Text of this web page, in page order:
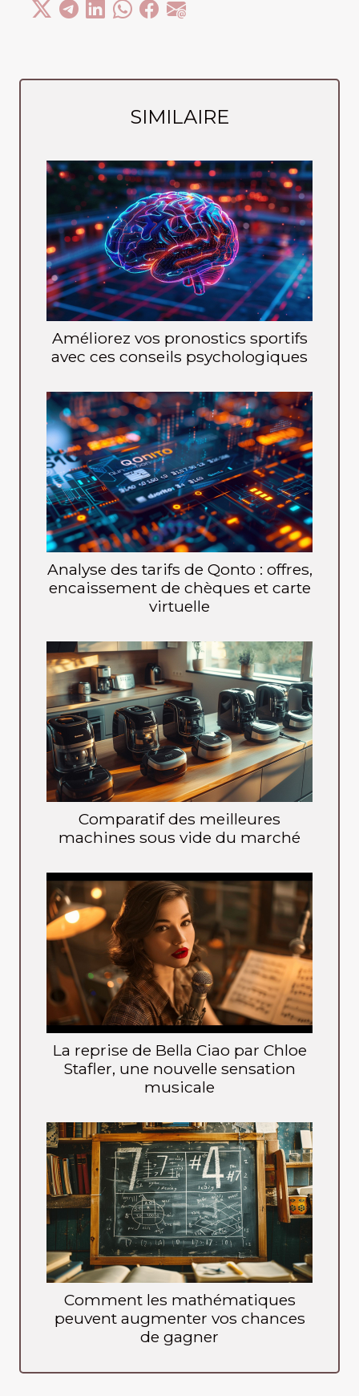
SIMILAIRE
Améliorez vos pronostics sportifs
avec ces conseils psychologiques
Analyse des tarifs de Qonto : offres,
encaissement de chèques et carte
virtuelle
Comparatif des meilleures
machines sous vide du marché
La reprise de Bella Ciao par Chloe
Stafler, une nouvelle sensation
musicale
Comment les mathématiques
peuvent augmenter vos chances
de gagner